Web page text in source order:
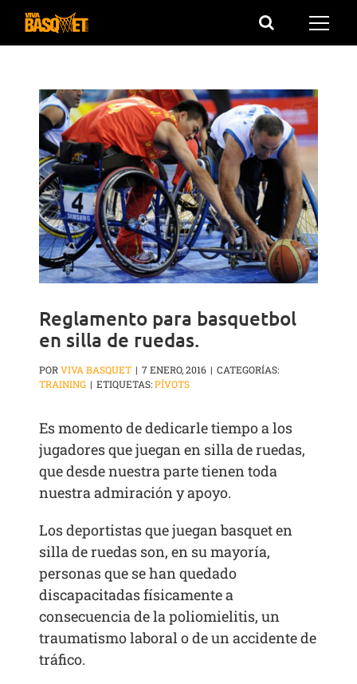
Saltar
Reglamento para basquetbol
en silla de ruedas.
PORVIVA BASQUET | 7 ENERO, 2016 | CATEGORÍAS:
TRAINING | ETIQUETAS:PÍVOTS
Es momento de dedicarle tiempo a los
jugadores que juegan en silla de ruedas,
que desde nuestra parte tienen toda
nuestra admiración y apoyo.
Los deportistas que juegan basquet en
silla de ruedas son, en su mayoría,
personas que se han quedado
discapacitadas físicamente a
consecuencia de la poliomielitis, un
traumatismo laboral o de un accidente de
tráfico.